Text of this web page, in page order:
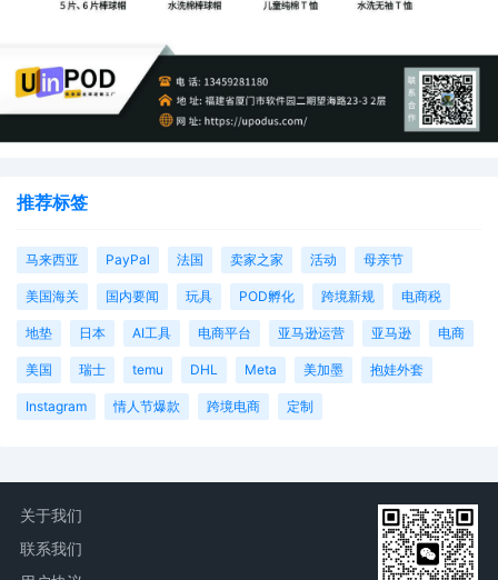
建立防御体系
完善供应链管理，确保素材来源合规
制定应对策略
评估不同应对方案的成本效益
推荐标签
马来西亚 PayPal 法国 卖家之家 活动 母亲节
美国海关 国内要闻 玩具 POD孵化 跨境新规 电商税
地垫 日本 AI工具 电商平台 亚马逊运营 亚马逊 电商
美国 瑞士 temu DHL Meta 美加墨 抱娃外套
Instagram 情人节爆款 跨境电商 定制
关于我们
联系我们